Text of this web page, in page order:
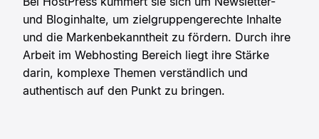
und Bloginhalte, um zielgruppengerechte Inhalte
und die Markenbekanntheit zu fördern. Durch ihre
Arbeit im Webhosting Bereich liegt ihre Stärke
darin, komplexe Themen verständlich und
authentisch auf den Punkt zu bringen.